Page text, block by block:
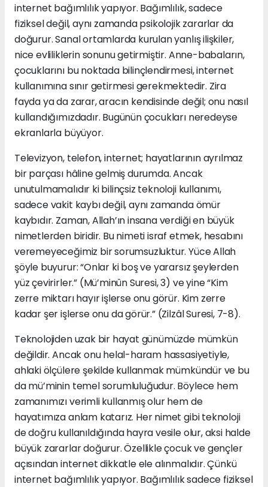
internet bağımlılık yapıyor. Bağımlılık, sadece
fiziksel değil, aynı zamanda psikolojik zararlar da
doğurur. Sanal ortamlarda kurulan yanlış ilişkiler,
nice evliliklerin sonunu getirmiştir. Anne-babaların,
çocuklarını bu noktada bilinçlendirmesi, internet
kullanımına sınır getirmesi gerekmektedir. Zira
fayda ya da zarar, aracın kendisinde değil; onu nasıl
kullandığımızdadır. Bugünün çocukları neredeyse
ekranlarla büyüyor.
Televizyon, telefon, internet; hayatlarının ayrılmaz
bir parçası hâline gelmiş durumda. Ancak
unutulmamalıdır ki bilinçsiz teknoloji kullanımı,
sadece vakit kaybı değil, aynı zamanda ömür
kaybıdır. Zaman, Allah’ın insana verdiği en büyük
nimetlerden biridir. Bu nimeti israf etmek, hesabını
veremeyeceğimiz bir sorumsuzluktur. Yüce Allah
şöyle buyurur: “Onlar ki boş ve yararsız şeylerden
yüz çevirirler.” (Mü’minûn Suresi, 3) ve yine “Kim
zerre miktarı hayır işlerse onu görür. Kim zerre
kadar şer işlerse onu da görür.” (Zilzâl Suresi, 7-8).
Teknolojiden uzak bir hayat günümüzde mümkün
değildir. Ancak onu helal-haram hassasiyetiyle,
ahlaki ölçülere şekilde kullanmak mümkündür ve bu
da mü’minin temel sorumluluğudur. Böylece hem
zamanımızı verimli kullanmış olur hem de
hayatımıza anlam katarız. Her nimet gibi teknoloji
de doğru kullanıldığında hayra vesile olur, aksi halde
büyük zararlar doğurur. Özellikle çocuk ve gençler
açısından internet dikkatle ele alınmalıdır. Çünkü
internet bağımlılık yapıyor. Bağımlılık sadece fiziksel